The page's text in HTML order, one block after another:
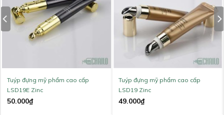
Tuýp đựng mỹ phẩm cao cấp
LSD19E Zinc
50.000₫
Tuýp đựng mỹ phẩm cao cấp
LSD19 Zinc
49.000₫